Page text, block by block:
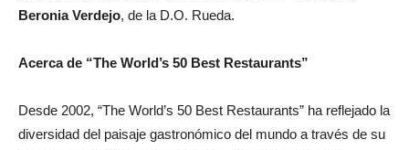
Beronia Verdejo, de la D.O. Rueda.
Acerca de “The World’s 50 Best Restaurants”
Desde 2002, “The World’s 50 Best Restaurants” ha reflejado la
diversidad del paisaje gastronómico del mundo a través de su